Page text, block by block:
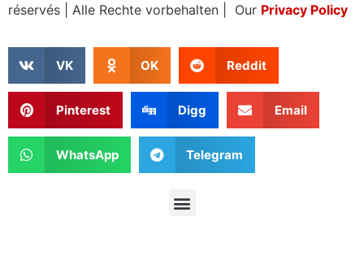
réservés
Alle Rechte vorbehalten | Our Privacy Policy
VK OK Reddit
Pinterest Digg Email
WhatsApp Telegram